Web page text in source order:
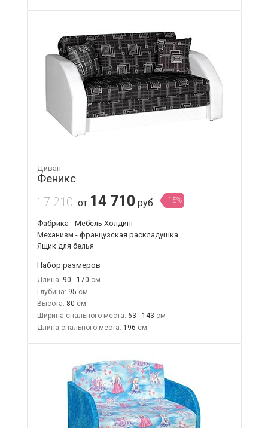
Диван
Феникс
17 210 от 14 710 руб. -15%
Фабрика - Мебель Холдинг
Механизм - французская раскладушка
Ящик для белья
Набор размеров
Длина: 90 - 170
Глубина: 95
Высота: 80
Ширина спального места: 63 - 143
Длина спального места: 196